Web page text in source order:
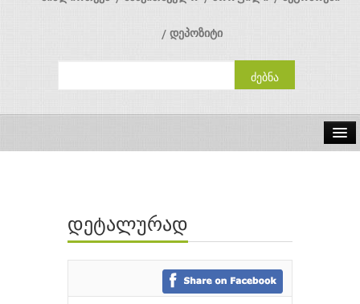
დეპოზიტი
ავტორები
გამომცემლობები
დეტალურად